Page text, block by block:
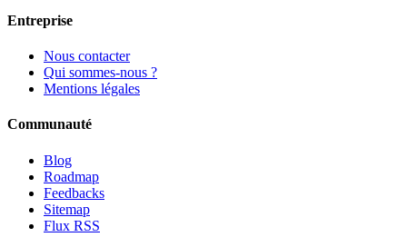
Entreprise
Nous contacter
Qui sommes-nous ?
Mentions légales
Communauté
Blog
Roadmap
Feedbacks
Sitemap
Flux RSS